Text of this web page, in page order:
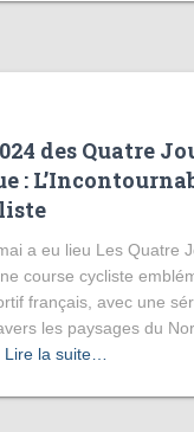
des Quatre
:
a eu lieu Les Quatre
course cycliste
français, avec une
les paysages du
Lire la suite…